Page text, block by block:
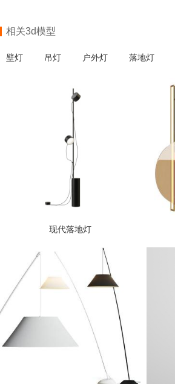
相关3d模型
壁灯 吊灯 户外灯 落地灯
现代落地灯